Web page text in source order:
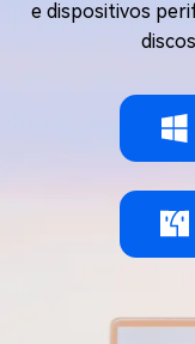
e dispositivos